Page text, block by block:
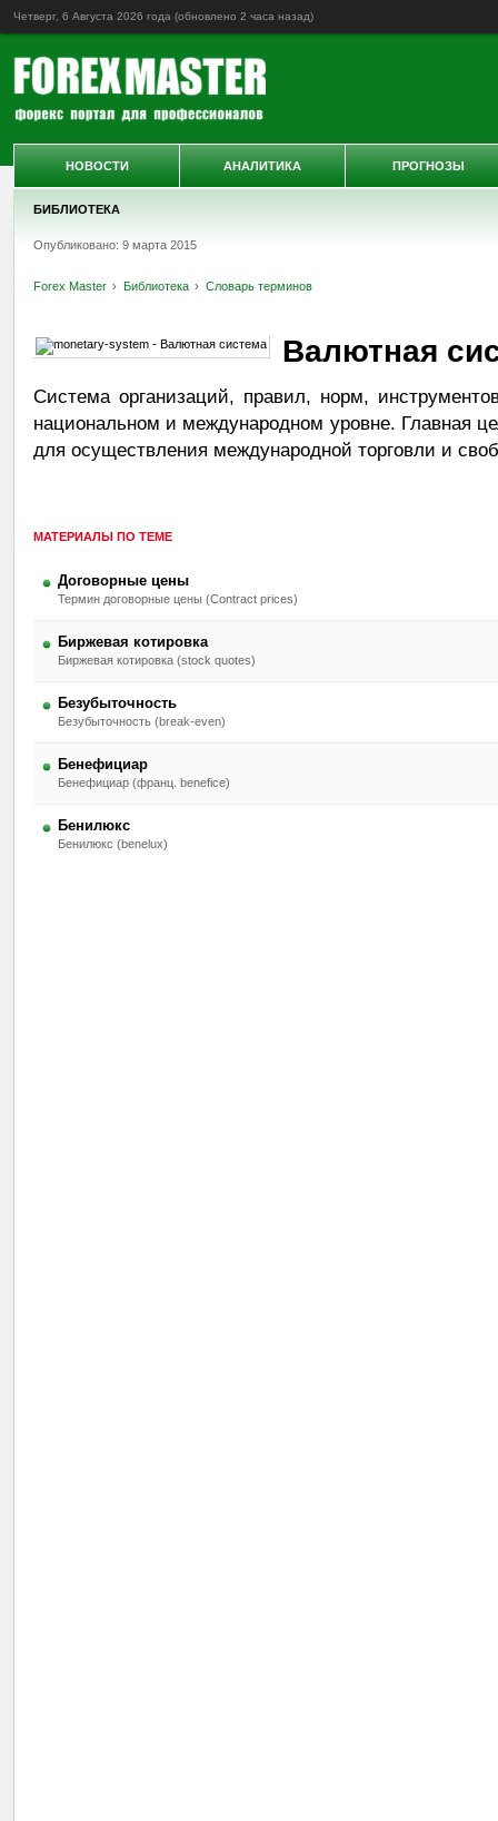
Четверг, 6 Августа 2026 года (обновлено 2 часа назад)
БИБЛИОТЕКА
Опубликовано: 9 марта 2015
Forex Master Библиотека Словарь терминов
Валютная
Система организаций, правил, норм,
национальном и международном уровне. Главная
для осуществления международной торговли и
МАТЕРИАЛЫ ПО ТЕМЕ
Договорные цены
Термин договорные цены (Contract prices)
Биржевая котировка
Биржевая котировка (stock quotes)
Безубыточность
Безубыточность (break-even)
Бенефициар
Бенефициар (франц. benefice)
Бенилюкс
Бенилюкс (benelux)
НОВОСТИ АНАЛИТИКА ПРОГНОЗЫ